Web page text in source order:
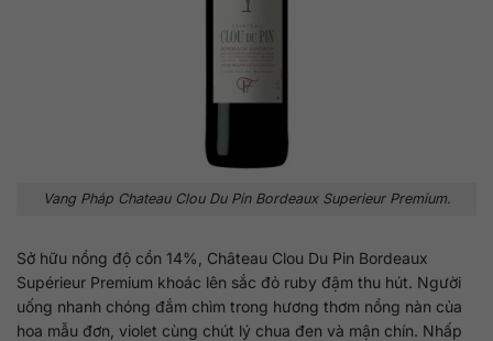
Vang Pháp Chateau Clou Du Pin Bordeaux Superieur Premium.
Sở hữu nồng độ cồn 14%, Château Clou Du Pin Bordeaux
Supérieur Premium khoác lên sắc đỏ ruby ​​đậm thu hút. Người
uống nhanh chóng đắm chìm trong hương thơm nồng nàn của
hoa mẫu đơn, violet cùng chút lý chua đen và mận chín. Nhấp